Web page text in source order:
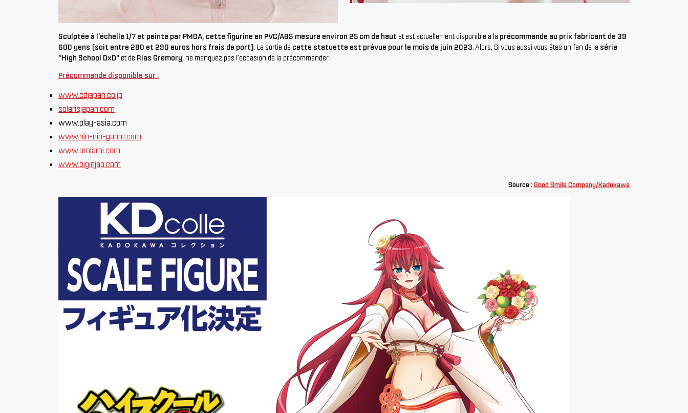
Sculptée à l'échelle 1/7 et peinte par PMOA, cette figurine en PVC/ABS mesure environ 25 cm de haut et est actuellement disponible à la précommande au prix fabricant de 39
600 yens (soit entre 280 et 290 euros hors frais de port). La sortie de cette statuette est prévue pour le mois de juin 2023. Alors, Si vous aussi vous êtes un fan de la série
"High School DxD" et de Rias Gremory, ne manquez pas l'occasion de la précommander !
Précommande disponible sur :
www.cdjapan.co.jp
solarisjapan.com
www.play-asia.com
www.nin-nin-game.com
www.amiami.com
www.biginjap.com
Source :Good Smile Company/Kadokawa